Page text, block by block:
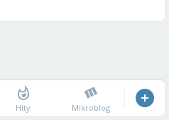
Hity Mikroblog